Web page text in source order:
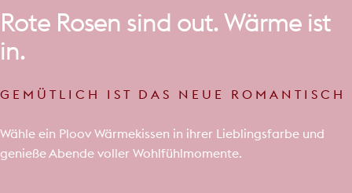
Rote Rosen sind out. Wärme ist
in.
GEMÜTLICH IST DAS NEUE ROMANTISCH
Wähle ein Ploov Wärmekissen in ihrer Lieblingsfarbe und
genieße Abende voller Wohlfühlmomente.